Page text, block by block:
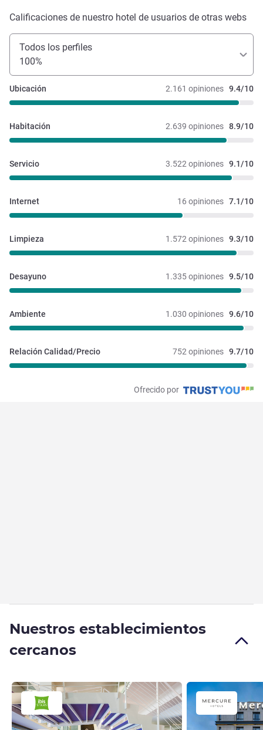
Calificaciones de nuestro hotel de usuarios de otras webs
Todos los perfiles
100%
2.161 opiniones 9.4/10
Ubicación
2.639 opiniones 8.9/10
Habitación
3.522 opiniones 9.1/10
Servicio
16 opiniones 7.1/10
Internet
1.572 opiniones 9.3/10
Limpieza
1.335 opiniones 9.5/10
Desayuno
1.030 opiniones 9.6/10
Ambiente
752 opiniones 9.7/10
Relación Calidad/Precio
Ofrecido por
Nuestros establecimientos
cercanos